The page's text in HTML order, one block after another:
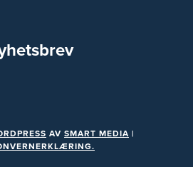
AV SMART MEDIA |